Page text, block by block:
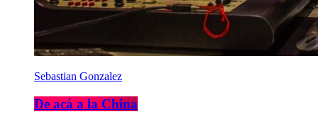
Sebastian Gonzalez
De acá a la China